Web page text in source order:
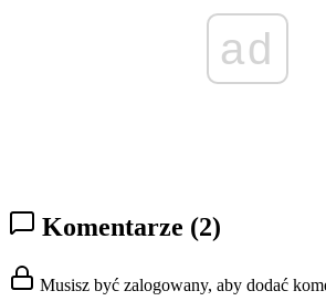
ad
Komentarze (2)
Musisz być zalogowany, aby dodać